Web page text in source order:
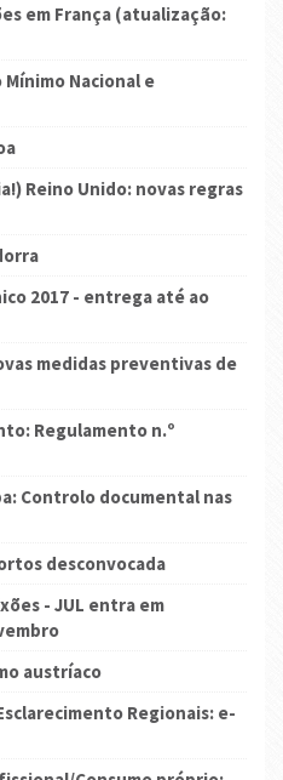
em França (atualização:
Mínimo Nacional e
Reino Unido: novas regras
2017 - entrega até ao
medidas preventivas de
Regulamento n.º
Controlo documental nas
desconvocada
- JUL entra em
austríaco
Regionais: e-